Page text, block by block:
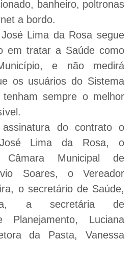
banheiro, poltronas
a bordo.
Lima da Rosa segue
em tratar a Saúde como
e não medirá
os usuários do Sistema
sempre o melhor
assinatura do contrato o
Lima da Rosa, o
Câmara Municipal de
Soares, o Vereador
o secretário de Saúde,
a secretária de
Planejamento, Luciana
da Pasta, Vanessa